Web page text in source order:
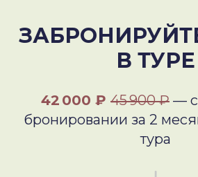
В ТУРЕ
42 000 ₽ 45 900 ₽ —
бронировании за 2
тура